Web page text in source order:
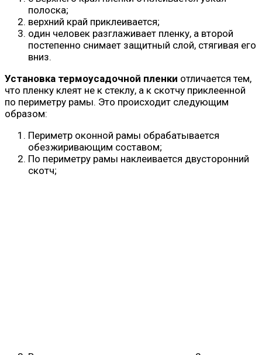
полоска;
верхний край приклеивается;
один человек разглаживает пленку, а второй
постепенно снимает защитный слой, стягивая его
вниз.
Установка термоусадочной пленки отличается тем,
что пленку клеят не к стеклу, а к скотчу приклеенной
по периметру рамы. Это происходит следующим
образом:
Периметр оконной рамы обрабатывается
обезжиривающим составом;
По периметру рамы наклеивается двусторонний
скотч;